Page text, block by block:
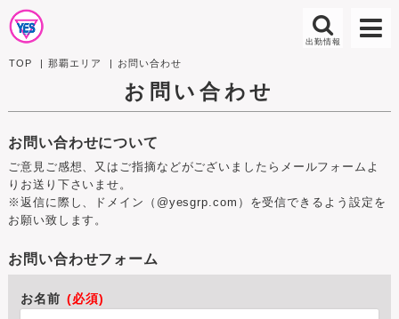
TOP 那覇エリア お問い合わせ
お問い合わせ
お問い合わせについて
ご意見ご感想、又はご指摘などがございましたらメールフォームよ
りお送り下さいませ。
※返信に際し、ドメイン（@yesgrp.com）を受信できるよう設定を
お願い致します。
お問い合わせフォーム
お名前 (必須)